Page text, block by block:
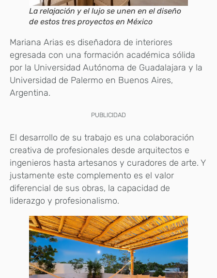
La relajación y el lujo se unen en el diseño
de estos tres proyectos en México
Mariana Arias es diseñadora de interiores
egresada con una formación académica sólida
por la Universidad Autónoma de Guadalajara y la
Universidad de Palermo en Buenos Aires,
Argentina.
PUBLICIDAD
El desarrollo de su trabajo es una colaboración
creativa de profesionales desde arquitectos e
ingenieros hasta artesanos y curadores de arte. Y
justamente este complemento es el valor
diferencial de sus obras, la capacidad de
liderazgo y profesionalismo.